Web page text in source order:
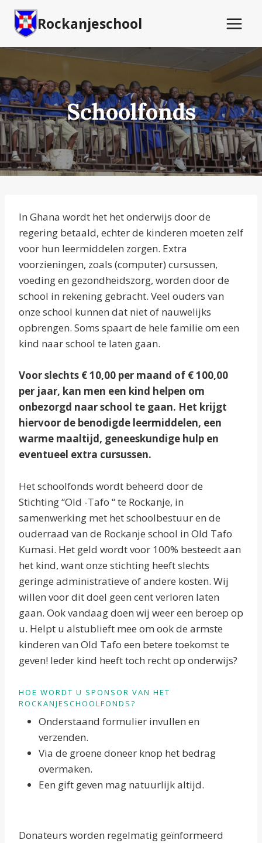
Doorgaan
naar
inhoud
Rockanjeschool
Schoolfonds
In Ghana wordt het het onderwijs door de
regering betaald, echter de kinderen moeten zelf
voor hun leermiddelen zorgen. Extra
voorzieningen, zoals (computer) cursussen,
voeding en gezondheidszorg, worden door de
school in rekening gebracht. Veel ouders van
onze school kunnen dat niet of nauwelijks
opbrengen. Soms spaart de hele familie om een
kind naar school te laten gaan.
Voor slechts € 10,00 per maand of € 100,00
per jaar, kan men een kind helpen om
onbezorgd naar school te gaan. Het krijgt
hiervoor de benodigde leermiddelen, een
warme maaltijd, geneeskundige hulp en
eventueel extra cursussen.
Het schoolfonds wordt beheerd door de
Stichting “Old -Tafo “ te Rockanje, in
samenwerking met het schoolbestuur en de
ouderraad van de Rockanje school in Old Tafo
Kumasi. Het geld wordt voor 100% besteedt aan
het kind, want onze stichting heeft slechts
geringe administratieve of andere kosten. Wij
willen voor dit doel geen cent verloren laten
gaan. Ook vandaag doen wij weer een beroep op
u. Helpt u alstublieft mee om ook de armste
kinderen van Old Tafo een betere toekomst te
geven! Ieder kind heeft toch recht op onderwijs?
HOE WORDT U SPONSOR VAN HET
ROCKANJESCHOOLFONDS?
Onderstaand formulier invullen en
verzenden.
Via de groene doneer knop het bedrag
overmaken.
Een gift geven mag natuurlijk altijd.
Donateurs worden regelmatig geïnformeerd